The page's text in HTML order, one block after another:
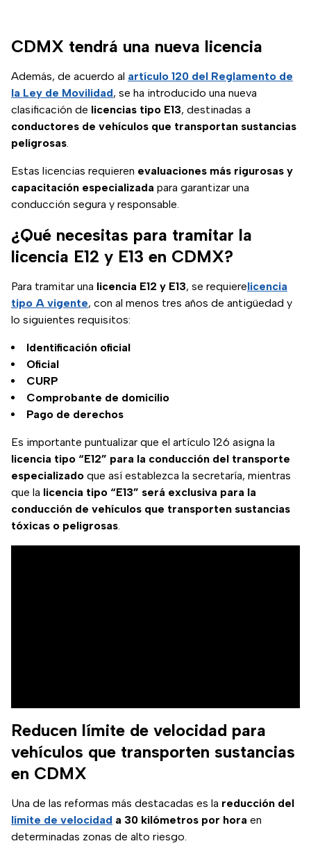
CDMX tendrá una nueva licencia
Además, de acuerdo al artículo 120 del Reglamento de
la Ley de Movilidad, se ha introducido una nueva
clasificación de licencias tipo E13, destinadas a
conductores de vehículos que transportan sustancias
peligrosas.
Estas licencias requieren evaluaciones más rigurosas y
capacitación especializada para garantizar una
conducción segura y responsable.
¿Qué necesitas para tramitar la
licencia E12 y E13 en CDMX?
Para tramitar una licencia E12 y E13, se requierelicencia
tipo A vigente, con al menos tres años de antigüedad y
lo siguientes requisitos:
Identificación oficial
Oficial
CURP
Comprobante de domicilio
Pago de derechos
Es importante puntualizar que el artículo 126 asigna la
licencia tipo “E12” para la conducción del transporte
especializado que así establezca la secretaría, mientras
que la licencia tipo “E13” será exclusiva para la
conducción de vehículos que transporten sustancias
tóxicas o peligrosas.
Reducen límite de velocidad para
vehículos que transporten sustancias
en CDMX
Una de las reformas más destacadas es la reducción del
límite de velocidad a 30 kilómetros por hora en
determinadas zonas de alto riesgo.